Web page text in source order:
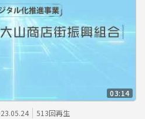
03:14
513回再生